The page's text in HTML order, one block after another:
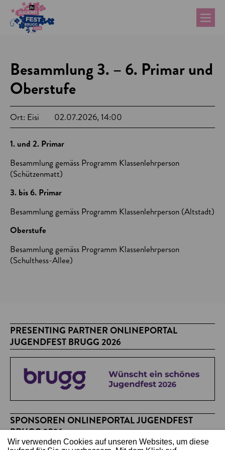
Besammlung 3. – 6. Primar und
Oberstufe
02.07.2026, 14:00
Ort: Eisi
1. und 2. Primar
Besammlung gemäss Programm Klassenlehrperson
(Schützenmatt)
3. bis 6. Primar
Besammlung gemäss Programm Klassenlehrperson (Altstadt)
Oberstufe
Besammlung gemäss Programm Klassenlehrperson
(Schulthess-Allee)
PRESENTING PARTNER ONLINEPORTAL
JUGENDFEST BRUGG 2026
SPONSOREN ONLINEPORTAL JUGENDFEST
BRUGG 2026
Wir verwenden Cookies auf unseren Websites, um diese